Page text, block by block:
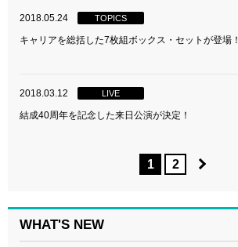
2018.05.24 TOPICS
キャリアを総括した7枚組ボックス・セットが登場！
2018.03.12 LIVE
結成40周年を記念した来日公演が決定！
1 2
WHAT'S NEW